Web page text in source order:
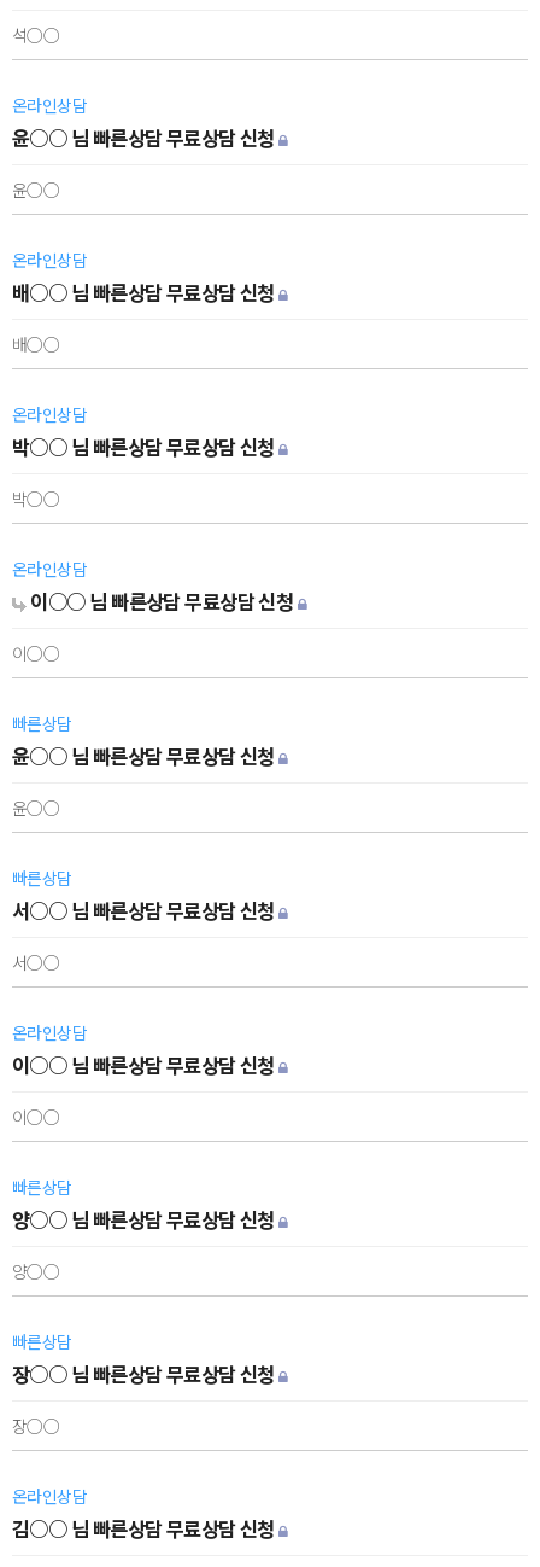
석○○
온라인상담
윤○○ 님 빠른상담 무료상담 신청
윤○○
온라인상담
배○○ 님 빠른상담 무료상담 신청
배○○
온라인상담
박○○ 님 빠른상담 무료상담 신청
박○○
온라인상담
이○○ 님 빠른상담 무료상담 신청
이○○
빠른상담
윤○○ 님 빠른상담 무료상담 신청
윤○○
빠른상담
서○○ 님 빠른상담 무료상담 신청
서○○
온라인상담
이○○ 님 빠른상담 무료상담 신청
이○○
빠른상담
양○○ 님 빠른상담 무료상담 신청
양○○
빠른상담
장○○ 님 빠른상담 무료상담 신청
장○○
온라인상담
김○○ 님 빠른상담 무료상담 신청